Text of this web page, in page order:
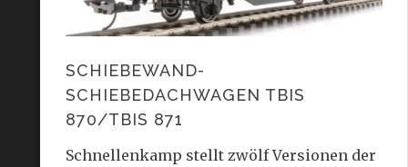
SCHIEBEWAND-
SCHIEBEDACHWAGEN TBIS
870/TBIS 871
Schnellenkamp stellt zwölf Versionen der